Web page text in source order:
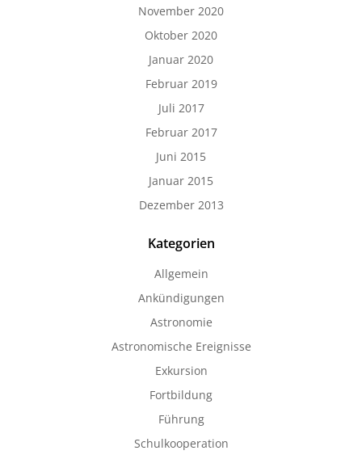
November 2020
Oktober 2020
Januar 2020
Februar 2019
Juli 2017
Februar 2017
Juni 2015
Januar 2015
Dezember 2013
Kategorien
Allgemein
Ankündigungen
Astronomie
Astronomische Ereignisse
Exkursion
Fortbildung
Führung
Schulkooperation